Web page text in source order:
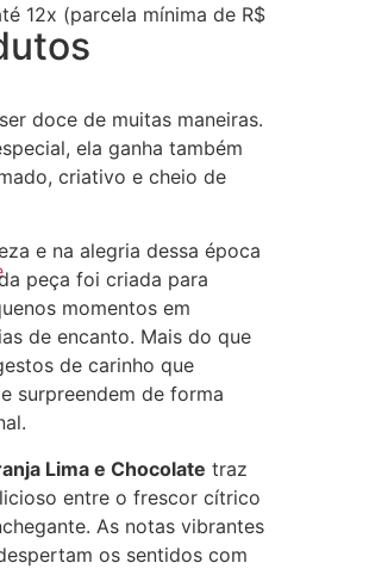
12x (parcela mínima de R$
doce de muitas maneiras.
ela ganha também
criativo e cheio de
e na alegria dessa época
peça foi criada para
momentos em
de encanto. Mais do que
de carinho que
surpreendem de forma
Lima e Chocolate traz
entre o frescor cítrico
As notas vibrantes
os sentidos com